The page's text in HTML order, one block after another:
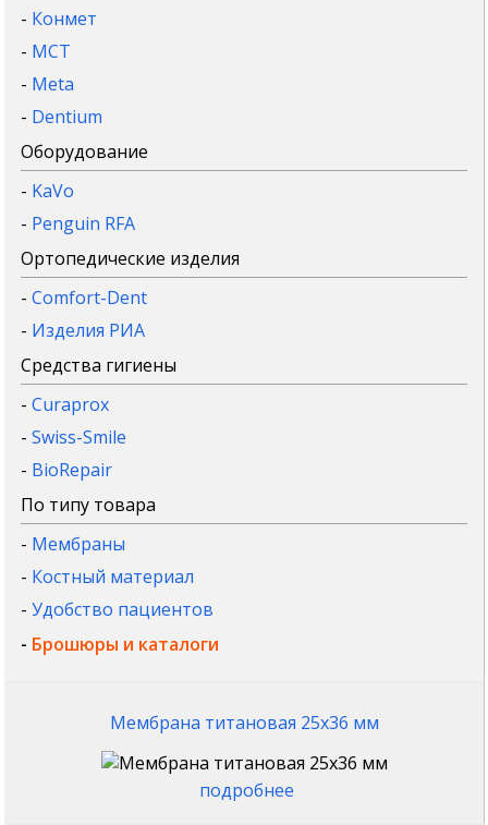
- Конмет
- MCT
- Meta
- Dentium
Оборудование
- KaVo
- Penguin RFA
Ортопедические изделия
-Comfort-Dent
- Изделия РИА
Средства гигиены
-Curaprox
-Swiss-Smile
- BioRepair
По типу товара
- Мембраны
- Костный материал
-Удобство пациентов
- Брошюры и каталоги
Мембрана титановая 25x36 мм
подробнее